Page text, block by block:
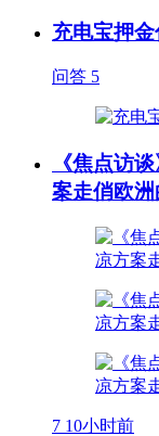
充电宝押
问答 5
《焦点访
案走俏欧
7 10小时前